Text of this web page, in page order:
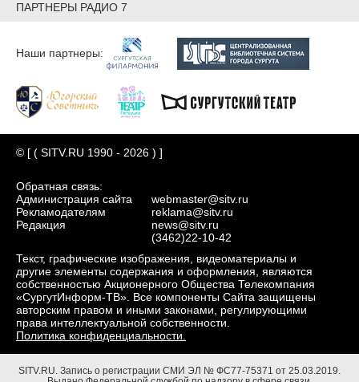
ПАРТНЕРЫ РАДИО 7
Наши партнеры:
© [ ( SITV.RU 1990 - 2026 ) ]
Обратная связь:
Администрация сайта
Рекламодателям
Редакция
webmaster@sitv.ru
reklama@sitv.ru
news@sitv.ru
(3462)22-10-42
Текст, графические изображения, видеоматериалы и
другие элементы содержания и оформления, являются
собственностью Акционерного Общества Телекомпания
«СургутИнформ-ТВ». Все компоненты Сайта защищены
авторским правом и иными законами, регулирующими
права интеллектуальной собственности.
Политика конфиденциальности.
SITV.RU. Запись о регистрации СМИ ЭЛ № ФС77-75371 от 25.03.2019.